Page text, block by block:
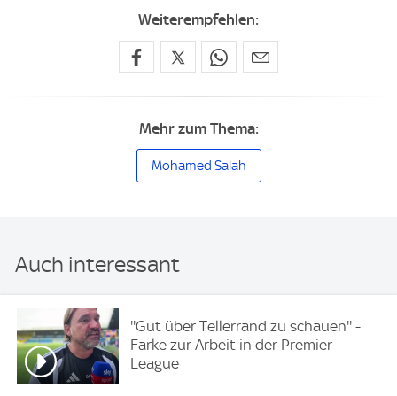
Weiterempfehlen:
Mehr zum Thema:
Mohamed Salah
Auch interessant
''Gut über Tellerrand zu schauen'' -
Farke zur Arbeit in der Premier
League